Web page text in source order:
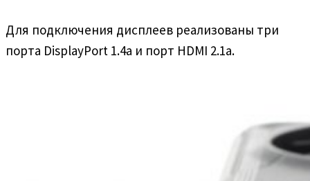
Для подключения дисплеев реализованы три
порта DisplayPort 1.4a и порт HDMI 2.1a.